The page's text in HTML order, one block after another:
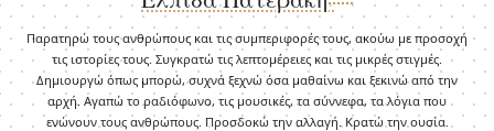
Παρατηρώ τους ανθρώπους και τις συμπεριφορές τους, ακούω με προσοχή
τις ιστορίες τους. Συγκρατώ τις λεπτομέρειες και τις μικρές στιγμές.
Δημιουργώ όπως μπορώ, συχνά ξεχνώ όσα μαθαίνω και ξεκινώ από την
αρχή. Αγαπώ το ραδιόφωνο, τις μουσικές, τα σύννεφα, τα λόγια που
ενώνουν τους ανθρώπους. Προσδοκώ την αλλαγή. Κρατώ την ουσία.